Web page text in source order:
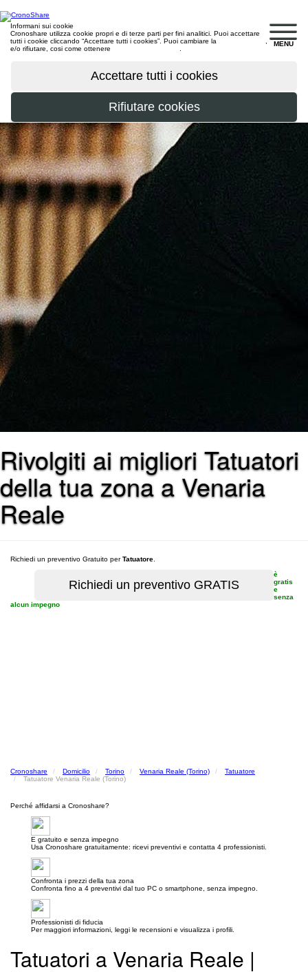
MENU
Informani sui cookie
Cronoshare utilizza cookie propri e di terze parti per fini analitici. Puoi accettare
tutti i cookie cliccando “Accettare tutti i cookies”. Puoi cambiare la
e/o rifiutare, cosi come ottenere
Rivolgiti ai migliori Tatuatori
della tua zona a Venaria
Reale
Richiedi un preventivo Gratuito perTatuatore
è
gratis
e
senza
alcun impegno
Cronoshare Domicilio Torino Venaria Reale (Torino)
Tatuatore
Tatuatore Venaria Reale (Torino)
Perché affidarsi a Cronoshare?
E gratuito e senza impegno
Usa Cronoshare gratuitamente: ricevi preventivi e contatta 4 professionisti.
Confronta i prezzi della tua zona
Confronta fino a 4 preventivi dal tuo PC o smartphone, senza impegno.
Professionisti di fiducia
Per maggiori informazioni, leggi le recensioni e visualizza i profili.
Tatuatori a Venaria Reale |